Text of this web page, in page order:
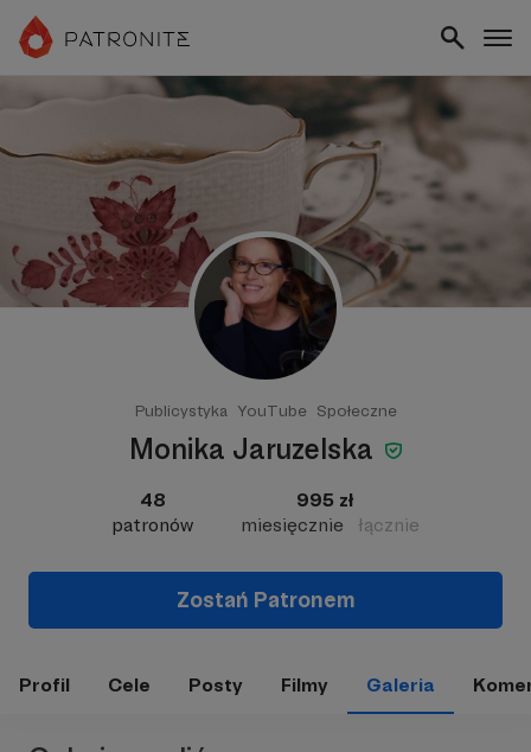
Publicystyka YouTube Społeczne
Monika Jaruzelska
48
patronów
995 zł
miesięcznie
łącznie
Zostań Patronem
Profil Cele Posty Filmy Galeria